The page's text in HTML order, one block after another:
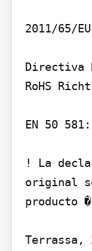
2011/65/
Directiva
RoHS
EN 50
! La
original
producto �
Terrassa,